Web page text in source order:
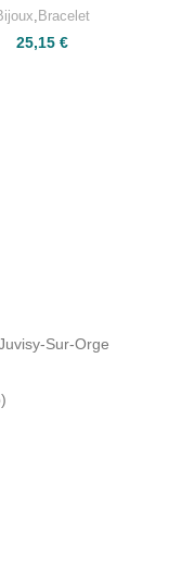
, Bracelet
25,15 €
Sur-Orge